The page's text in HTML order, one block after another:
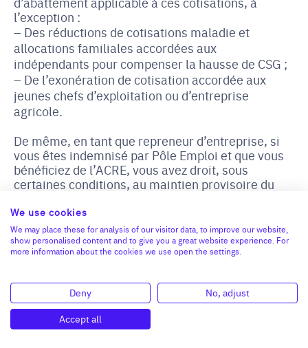
l’exception :
Des réductions de cotisations maladie et
allocations familiales accordées aux
indépendants pour compenser la hausse de CSG ;
De l’exonération de cotisation accordée aux
jeunes chefs d’exploitation ou d’entreprise
agricole.
De même, en tant que repreneur d’entreprise, si
vous êtes indemnisé par Pôle Emploi et que vous
bénéficiez de l’ACRE, vous avez droit, sous
certaines conditions, au maintien provisoire du
reprise d’entreprise. Une partie de vos allocations
chômage pourra vous être versée sous forme de
capital (ARCE).
pour pouvoir bénéficier de l’ARCE.
Enfin, autre exception, il est aussi possible de
cumuler l’ACRE avec le dispositif NACRE (Nouvel
Accompagnement pour la Création ou la Reprise
We use cookies
We may place these for analysis of our visitor data, to improve our website,
show personalised content and to give you a great website experience. For
more information about the cookies we use open the settings.
Deny
No, adjust
Accept all